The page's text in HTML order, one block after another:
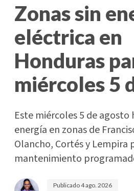
Zonas sin
eléctrica en
Honduras
miércoles 5
Este miércoles 5 de
energía en zonas de
Olancho, Cortés y Lempira
mantenimiento
Publicado4 ago. 2026